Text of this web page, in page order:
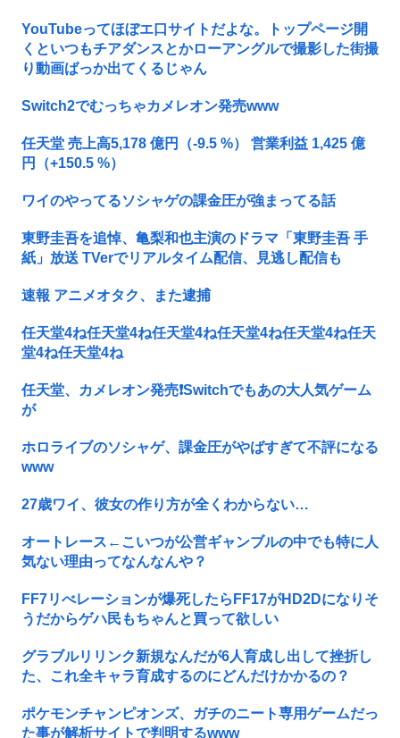
YouTubeってほぼエ口サイトだよな。トップページ開
くといつもチアダンスとかローアングルで撮影した街撮
り動画ばっか出てくるじゃん
Switch2でむっちゃカメレオン発売www
任天堂 売上高5,178 億円（-9.5 %） 営業利益 1,425 億
円（+150.5 %）
ワイのやってるソシャゲの課金圧が強まってる話
東野圭吾を追悼、亀梨和也主演のドラマ「東野圭吾 手
紙」放送 TVerでリアルタイム配信、見逃し配信も
速報 アニメオタク、また逮捕
任天堂4ね任天堂4ね任天堂4ね任天堂4ね任天堂4ね任天
堂4ね任天堂4ね
任天堂、カメレオン発売❗Switchでもあの大人気ゲーム
が
ホロライブのソシャゲ、課金圧がやばすぎて不評になる
www
27歳ワイ、彼女の作り方が全くわからない…
オートレース←こいつが公営ギャンブルの中でも特に人
気ない理由ってなんなんや？
FF7リべレーションが爆死したらFF17がHD2Dになりそ
うだからゲハ民もちゃんと買って欲しい
グラブルリリンク新規なんだが6人育成し出して挫折し
た、これ全キャラ育成するのにどんだけかかるの？
ポケモンチャンピオンズ、ガチのニート専用ゲームだっ
た事が解析サイトで判明するwww